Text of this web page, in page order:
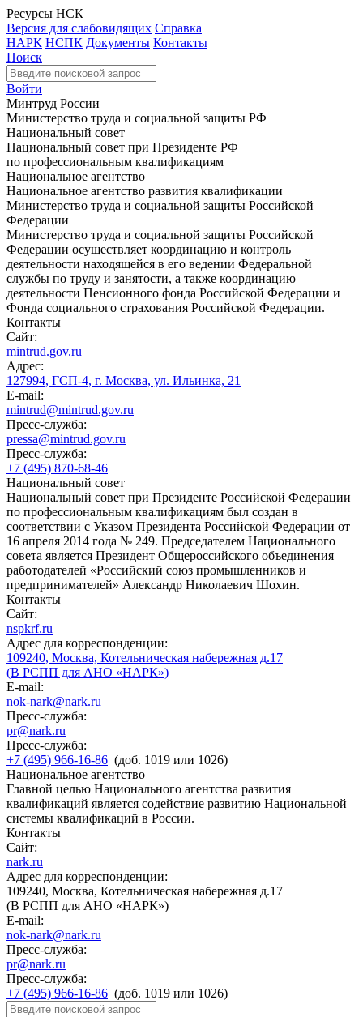
Ресурсы НСК
Версия для слабовидящих Справка
НАРК НСПК Документы Контакты
Поиск
Войти
Минтруд России
Министерство труда и социальной защиты РФ
Национальный совет
Национальный совет при Президенте РФ
по профессиональным квалификациям
Национальное агентство
Национальное агентство развития квалификации
Министерство труда и социальной защиты Российской
Федерации
Министерство труда и социальной защиты Российской
Федерации осуществляет координацию и контроль
деятельности находящейся в его ведении Федеральной
службы по труду и занятости, а также координацию
деятельности Пенсионного фонда Российской Федерации и
Фонда социального страхования Российской Федерации.
Контакты
Сайт:
mintrud.gov.ru
Адрес:
127994, ГСП-4, г. Москва, ул. Ильинка, 21
E-mail:
mintrud@mintrud.gov.ru
Пресс-служба:
pressa@mintrud.gov.ru
Пресс-служба:
+7 (495) 870-68-46
Национальный совет
Национальный совет при Президенте Российской Федерации
по профессиональным квалификациям был создан в
соответствии с Указом Президента Российской Федерации от
16 апреля 2014 года № 249. Председателем Национального
совета является Президент Общероссийского объединения
работодателей «Российский союз промышленников и
предпринимателей» Александр Николаевич Шохин.
Контакты
Сайт:
nspkrf.ru
Адрес для корреспонденции:
109240, Москва, Котельническая набережная д.17
(В РСПП для АНО «НАРК»)
E-mail:
nok-nark@nark.ru
Пресс-служба:
pr@nark.ru
Пресс-служба:
+7 (495) 966-16-86 (доб. 1019 или 1026)
Национальное агентство
Главной целью Национального агентства развития
квалификаций является содействие развитию Национальной
системы квалификаций в России.
Контакты
Сайт:
nark.ru
Адрес для корреспонденции:
109240, Москва, Котельническая набережная д.17
(В РСПП для АНО «НАРК»)
E-mail:
nok-nark@nark.ru
Пресс-служба:
pr@nark.ru
Пресс-служба:
+7 (495) 966-16-86 (доб. 1019 или 1026)